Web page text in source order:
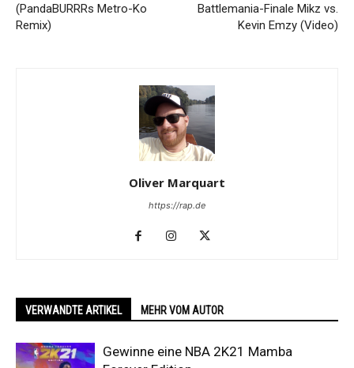
(PandaBURRRs Metro-Ko
Remix)
Battlemania-Finale Mikz vs.
Kevin Emzy (Video)
Oliver Marquart
https://rap.de
VERWANDTE ARTIKEL MEHR VOM AUTOR
Gewinne eine NBA 2K21 Mamba